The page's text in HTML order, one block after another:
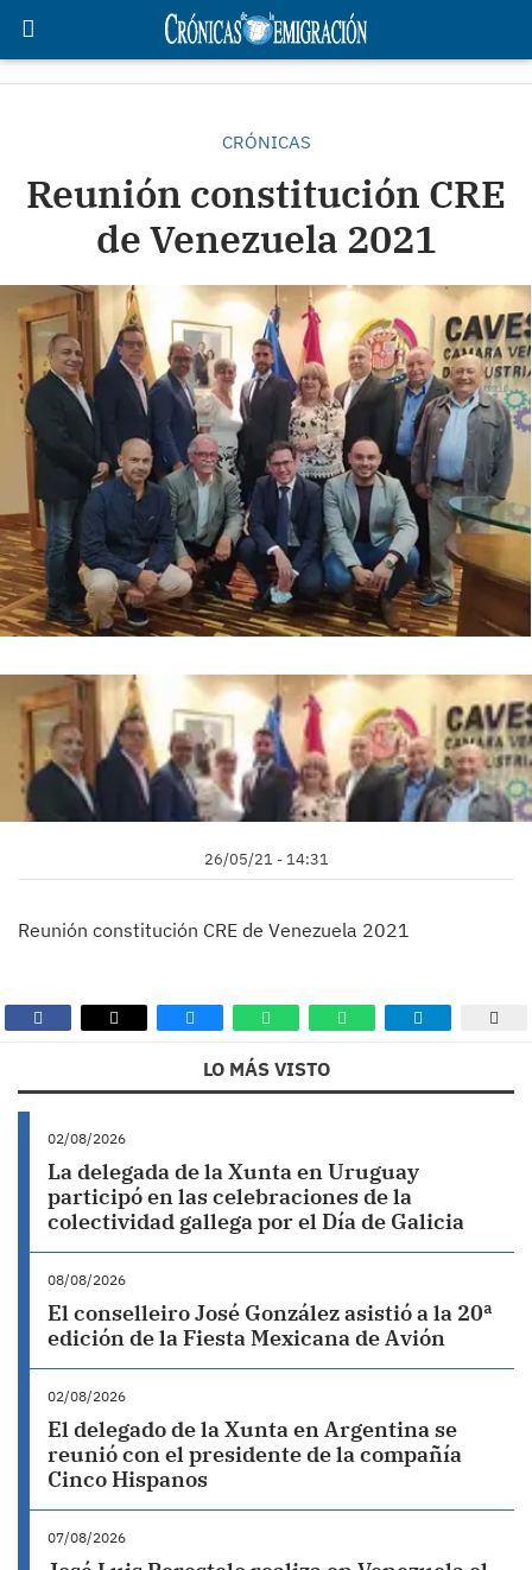
CRÓNICAS
Reunión constitución CRE
de Venezuela 2021
26/05/21 - 14:31
Reunión constitución CRE de Venezuela 2021
LO MÁS VISTO
02/08/2026
La delegada de la Xunta en Uruguay
participó en las celebraciones de la
colectividad gallega por el Día de Galicia
08/08/2026
El conselleiro José González asistió a la 20ª
edición de la Fiesta Mexicana de Avión
02/08/2026
El delegado de la Xunta en Argentina se
reunió con el presidente de la compañía
Cinco Hispanos
07/08/2026